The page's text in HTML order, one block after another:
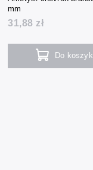
mm
31,88 zł
Do